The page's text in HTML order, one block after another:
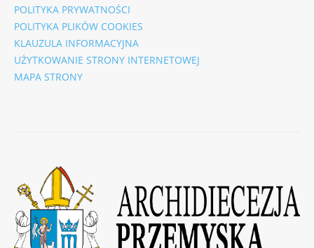
POLITYKA PRYWATNOŚCI
POLITYKA PLIKÓW COOKIES
KLAUZULA INFORMACYJNA
UŻYTKOWANIE STRONY INTERNETOWEJ
MAPA STRONY